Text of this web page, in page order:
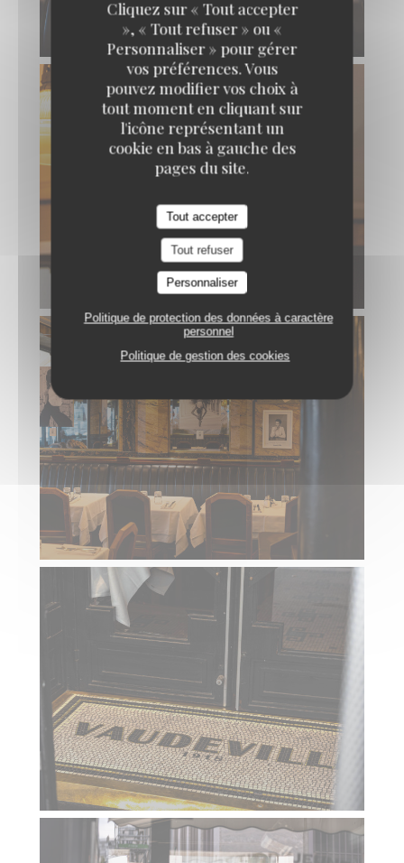
Cliquez sur « Tout accepter
», « Tout refuser » ou «
Personnaliser » pour gérer
vos préférences. Vous
pouvez modifier vos choix à
tout moment en cliquant sur
l'icône représentant un
cookie en bas à gauche des
pages du site.
Tout accepter
Tout refuser
Personnaliser
Politique de protection des données à caractère
personnel
Politique de gestion des cookies